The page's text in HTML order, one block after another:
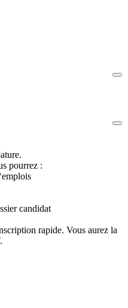
pourrez :
candidat
rapide. Vous aurez la